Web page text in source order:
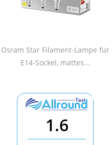
Osram Star Filament-Lampe für
E14-Sockel, mattes...
1.6